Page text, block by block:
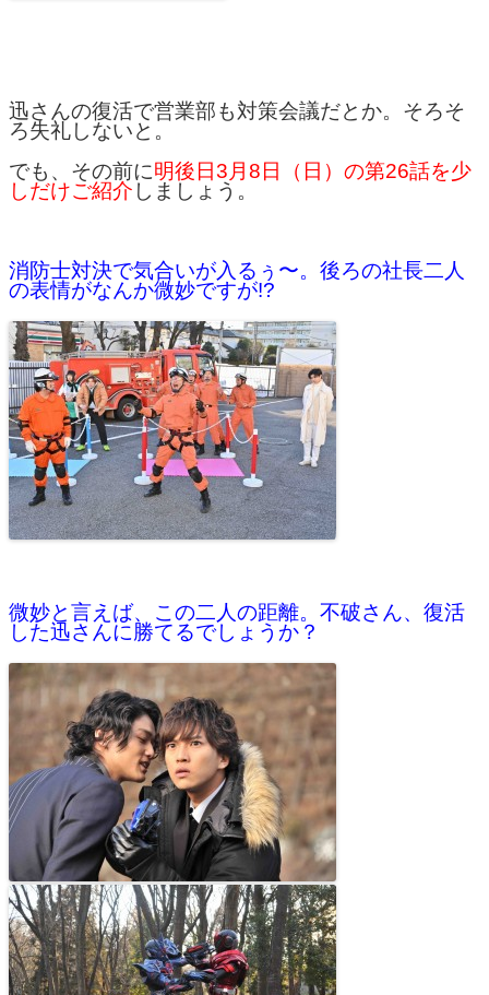
迅さんの復活で営業部も対策会議だとか。そろそ
ろ失礼しないと。
でも、その前に明後日3月8日（日）の第26話を少
しだけご紹介 しましょう。
消防士対決で気合いが入るぅ〜。後ろの社長二人
の表情がなんか微妙ですが!?
微妙と言えば、この二人の距離。不破さん、復活
した迅さんに勝てるでしょうか？